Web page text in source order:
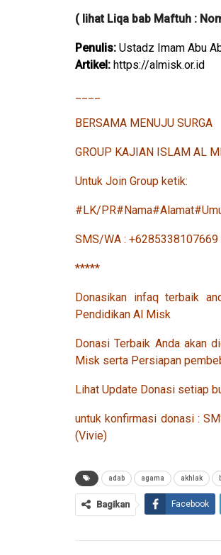
( lihat Liqa bab Maftuh :
Penulis: Ustadz Imam Abu
Artikel: https://almisk.or.id
BERSAMA MENUJU SURGA
GROUP KAJIAN ISLAM AL
Untuk Join Group ketik:
#LK/
SMS/WA : +6285338107669
*****
Donasikan infaq terbaik
Pendidikan Al Misk
Donasi Terbaik Anda akan
Misk serta Persiapan
Lihat Update Donasi setiap
untuk konfirmasi donasi :
(Vivie)
adab agama akhlak
Bagikan Facebook